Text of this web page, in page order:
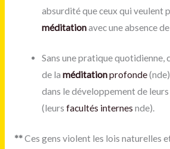
absurdité que ceux qui veulent
méditationavec une absence
Sans une pratique quotidienne,
de laméditationprofonde
dans le développement de
(leursfacultés internes nde).
**Ces gens violent les lois naturelles